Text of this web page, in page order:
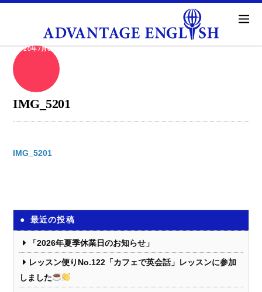
2020年7月6日
IMG_5201
IMG_5201
最近の投稿
「2026年夏季休業日のお知らせ」
レッスン便りNo.122「カフェで英会話」レッスンに参加
しました